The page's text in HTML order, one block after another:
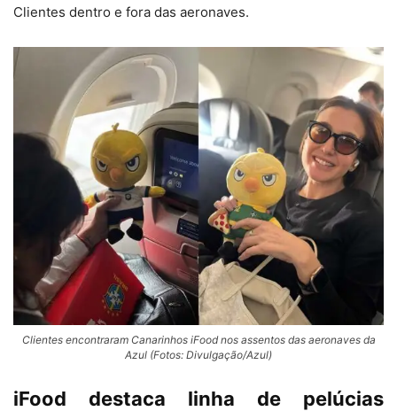
Clientes dentro e fora das aeronaves.
Clientes encontraram Canarinhos iFood nos assentos das aeronaves da
Azul (Fotos: Divulgação/Azul)
iFood destaca linha de pelúcias